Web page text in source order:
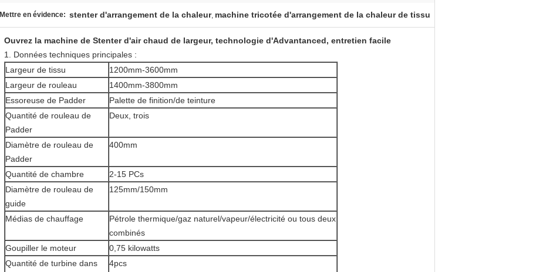
Mettre en évidence: stenter d'arrangement de la chaleur, machine tricotée d'arrangement de la chaleur de tissu
Ouvrez la machine de Stenter d'air chaud de largeur, technologie d'Advantanced, entretien facile
1. Données techniques principales :
Largeur de tissu
1200mm-3600mm
Largeur de rouleau
1400mm-3800mm
Essoreuse de Padder
Palette de finition/de teinture
Quantité de rouleau de
Padder
Deux, trois
Diamètre de rouleau de
Padder
400mm
Quantité de chambre
2-15 PCs
Diamètre de rouleau de
guide
125mm/150mm
Médias de chauffage
Pétrole thermique/gaz naturel/vapeur/électricité ou tous deux
combinés
Goupiller le moteur
0,75 kilowatts
Quantité de turbine dans
4pcs